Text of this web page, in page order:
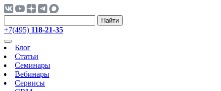
Найти
+7(495) 118-21-35
Блог
Статьи
Семинары
Вебинары
Сервисы